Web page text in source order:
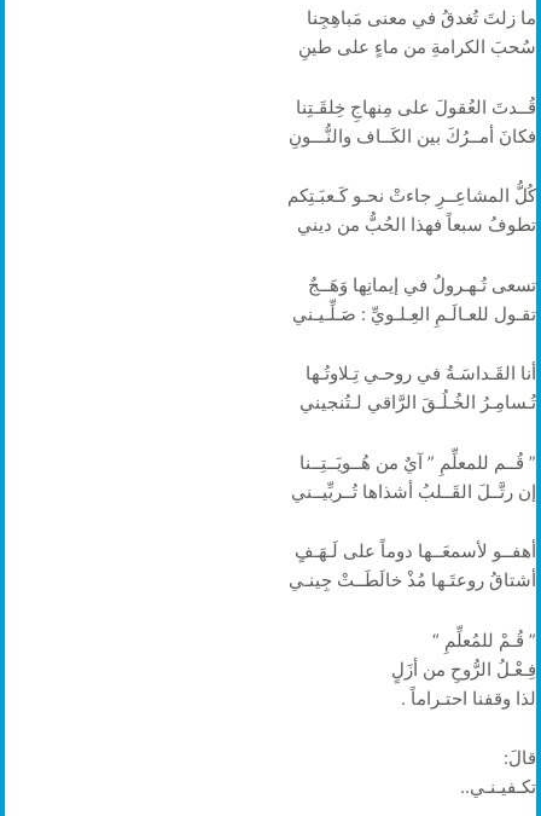
ما زلتَ تُغدقُ في معنى مَباهِجِنا
سُحبَ الكرامةِ من ماءٍ على طينِ
قُــدتَ العُقولَ على مِنهاجِ خِلقَـتِنا
فكانَ أمــرُكَ بين الكَــاف والنُّـــونِ
كُلُّ المشاعِــرِ جاءتْ نحـو كَـعبَـتِكم
تطوفُ سبعاً فهذا الحُبُّ من ديني
تسعى تُـهـرولُ في إيمانِها وَهَــجٌ
تقـول للعـالَـمِ العِـلـويِّ : صَـلِّـيـني
أنا القَـداسَـةُ في روحـي تِـلاوتُـها
تُـسامِـرُ الخُـلُـقَ الرَّاقي لـتُنجيني
” قُــم للمعلِّمِ ” آيٌ من هُــويَــتِــنا
إن رتَّــلَ القَــلبُ أشذاها تُــربِّيــني
أهفــو لأسمعَــها دوماً على لَـهَـفٍ
أشتاقُ روعتَـها مُذْ خالَطَــتْ جِينـي
” قُـمْ للمُعلِّمِ “
فِـعْـلُ الرُّوحِ من أزَلٍ
لذا وقفنا احتـراماً .
قالَ:
تكـفيـنـي..